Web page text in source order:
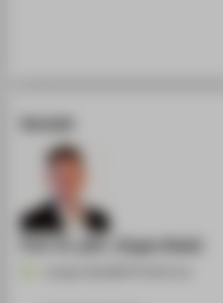
Kontakt
Prof. Dr. phil. Jürgen Radel
ÜBER DIE HTW BERLIN